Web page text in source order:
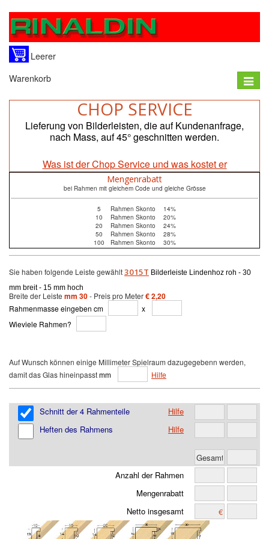
Leerer
Warenkorb
Toggle
CHOP SERVICE
Lieferung von Bilderleisten, die auf Kundenanfrage,
nach Mass, auf 45° geschnitten werden.
Was ist der Chop Service und was kostet er
Mengenrabatt
bei Rahmen mit gleichem Code und gleiche Grösse
5 Rahmen Skonto
14%
10
Rahmen Skonto
20%
20
Rahmen Skonto
24%
50
Rahmen Skonto
28%
100
Rahmen Skonto 30%
Sie haben folgende Leiste gewählt3015T Bilderleiste Lindenhoz roh - 30
mm breit - 15 mm hoch
Breite der Leiste mm 30- Preis pro Meter€ 2,20
Rahmenmasse eingeben cm
x
Wieviele Rahmen?
Auf Wunsch können einige Millimeter Spielraum dazugegebenn werden,
damit das Glas hineinpasstmm Hilfe
Schnitt der 4 Rahmenteile
Hilfe
Heften des Rahmens
Hilfe
Anzahl der Rahmen
Mengenrabatt
Netto insgesamt